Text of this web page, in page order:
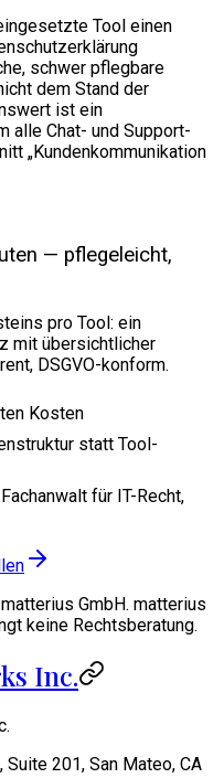
Tool einen
schwer pflegbare
dem Stand der
ist ein
alle Chat- und Support-
„Kundenkommunikation
— pflegeleicht,
pro Tool: ein
mit übersichtlicher
DSGVO-konform.
Kosten
statt Tool-
für IT-Recht,
GmbH. matterius
keine Rechtsberatung.
Inc.
201, San Mateo, CA